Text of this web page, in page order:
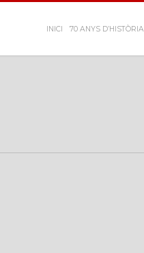
INICI 70 ANYS D’HISTÒRIA